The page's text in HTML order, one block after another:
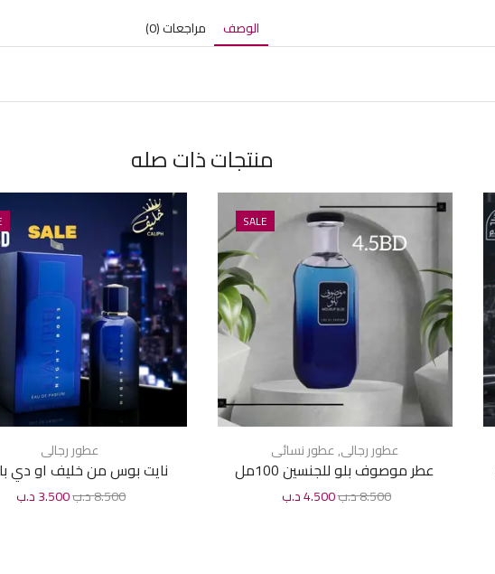
الوصف مراجعات (0)
منتجات ذات صله
SALE
عطور رجالى,عطور نسائى
عطر موصوف بلو للجنسين 100مل
8.500د.ب4.500د.ب
عطور رجالى
نايت بوس من خليف او دي
للرجال 100 مل
8.500د.ب3.500د.ب